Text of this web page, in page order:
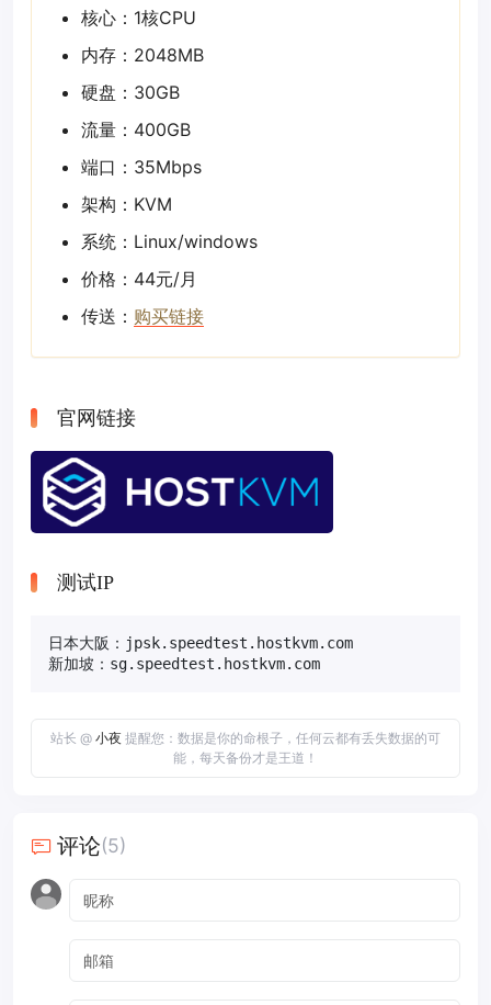
核心：1核CPU
内存：2048MB
硬盘：30GB
流量：400GB
端口：35Mbps
架构：KVM
系统：Linux/windows
价格：44元/月
传送： 购买链接
官网链接
测试IP
日本大阪：jpsk.speedtest.hostkvm.com
新加坡：sg.speedtest.hostkvm.com
站长 @ 小夜 提醒您：数据是你的命根子，任何云都有丢失数据的可
能，每天备份才是王道！
评论(5)